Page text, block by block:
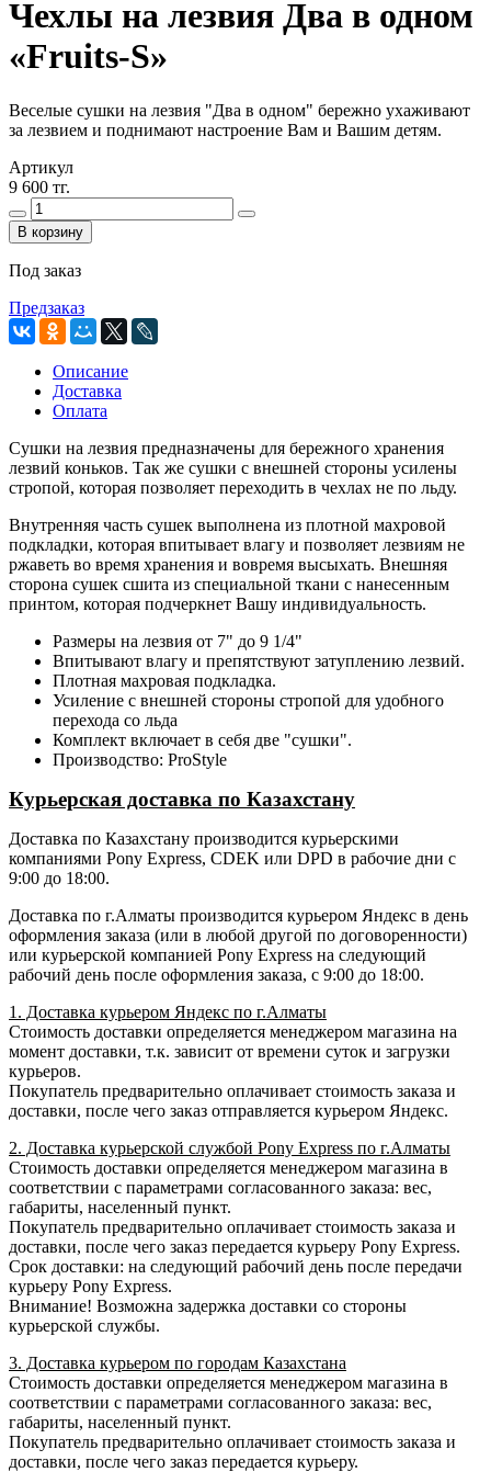
Чехлы на лезвия Два в одном
«Fruits-S»
Веселые сушки на лезвия "Два в одном" бережно ухаживают
за лезвием и поднимают настроение Вам и Вашим детям.
Артикул
9 600 тг.
В корзину
Под заказ
Предзаказ
Описание
Доставка
Оплата
Сушки на лезвия предназначены для бережного хранения
лезвий коньков. Так же сушки с внешней стороны усилены
стропой, которая позволяет переходить в чехлах не по льду.
Внутренняя часть сушек выполнена из плотной махровой
подкладки, которая впитывает влагу и позволяет лезвиям не
ржаветь во время хранения и вовремя высыхать. Внешняя
сторона сушек сшита из специальной ткани с нанесенным
принтом, которая подчеркнет Вашу индивидуальность.
Размеры на лезвия от 7" до 9 1/4"
Впитывают влагу и препятствуют затуплению лезвий.
Плотная махровая подкладка.
Усиление с внешней стороны стропой для удобного
перехода со льда
Комплект включает в себя две "сушки".
Производство: ProStyle
Курьерская доставка по Казахстану
Доставка по Казахстану производится курьерскими
компаниями Pony Express, CDEK или DPD в рабочие дни с
9:00 до 18:00.
Доставка по г.Алматы производится курьером Яндекс в день
оформления заказа (или в любой другой по договоренности)
или курьерской компанией Pony Express на следующий
рабочий день после оформления заказа, с 9:00 до 18:00.
1. Доставка курьером Яндекс по г.Алматы
Стоимость доставки определяется менеджером магазина на
момент доставки, т.к. зависит от времени суток и загрузки
курьеров.
Покупатель предварительно оплачивает стоимость заказа и
доставки, после чего заказ отправляется курьером Яндекс.
2. Доставка курьерской службой Pony Express по г.Алматы
Стоимость доставки определяется менеджером магазина в
соответствии с параметрами согласованного заказа: вес,
габариты, населенный пункт.
Покупатель предварительно оплачивает стоимость заказа и
доставки, после чего заказ передается курьеру Pony Express.
Срок доставки: на следующий рабочий день после передачи
курьеру Pony Express.
Внимание! Возможна задержка доставки со стороны
курьерской службы.
3. Доставка курьером по городам Казахстана
Стоимость доставки определяется менеджером магазина в
соответствии с параметрами согласованного заказа: вес,
габариты, населенный пункт.
Покупатель предварительно оплачивает стоимость заказа и
доставки, после чего заказ передается курьеру.